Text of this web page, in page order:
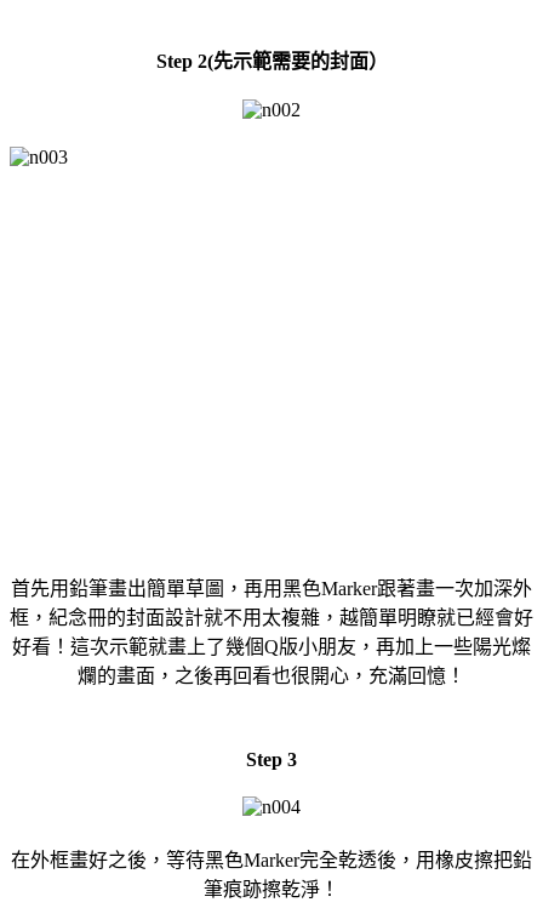
Step 2(先示範需要的封面）
首先用鉛筆畫出簡單草圖，再用黑色Marker跟著畫一次加深外
框，紀念冊的封面設計就不用太複雜，越簡單明瞭就已經會好
好看！這次示範就畫上了幾個Q版小朋友，再加上一些陽光燦
爛的畫面，之後再回看也很開心，充滿回憶！
Step 3
在外框畫好之後，等待黑色Marker完全乾透後，用橡皮擦把鉛
筆痕跡擦乾淨！